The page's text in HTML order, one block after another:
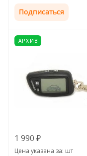
Подписаться
АРХИВ
1 990 ₽
Цена указана за: шт